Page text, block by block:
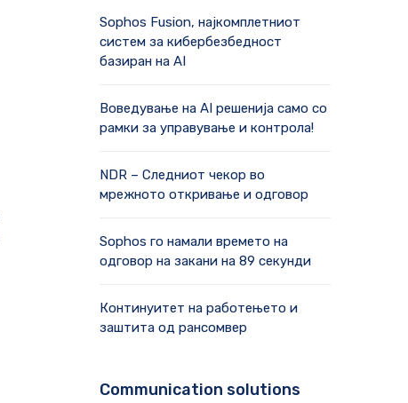
Sophos Fusion, најкомплетниот
систем за кибербезбедност
базиран на AI
Воведување на AI решенија само со
рамки за управување и контрола!
NDR – Следниот чекор во
мрежното откривање и одговор
Sophos го намали времето на
одговор на закани на 89 секунди
Континуитет на работењето и
заштита од рансомвер
Communication solutions